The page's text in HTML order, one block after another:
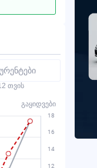
თვის
გაყიდვები